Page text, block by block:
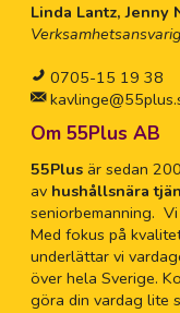
Linda Lantz, Jenny
0705-15 19 38
Om 55Plus AB
55Plusär sedan
av hushållsnära
seniorbemanning.
Med fokus på
underlättar vi
över hela Sverige.
göra din vardag lite